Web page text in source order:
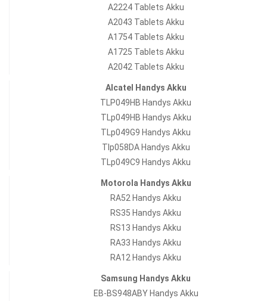
A2224 Tablets Akku
A2043 Tablets Akku
A1754 Tablets Akku
A1725 Tablets Akku
A2042 Tablets Akku
Alcatel Handys Akku
TLP049HB Handys Akku
TLp049HB Handys Akku
TLp049G9 Handys Akku
Tlp058DA Handys Akku
TLp049C9 Handys Akku
Motorola Handys Akku
RA52 Handys Akku
RS35 Handys Akku
RS13 Handys Akku
RA33 Handys Akku
RA12 Handys Akku
Samsung Handys Akku
EB-BS948ABY Handys Akku